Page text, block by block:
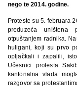
nego te 2014. godine.
Proteste su 5. februara
preduzeća uništena
otpuštanjem radnika.
huligani, koji su prvo
opljačkali i zapalili,
Učesnici protesta
kantonalna vlada
razgovor sa